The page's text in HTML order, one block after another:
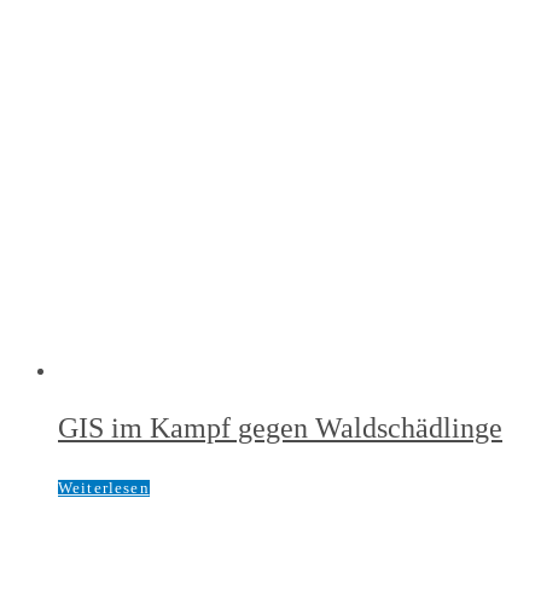
GIS im Kampf gegen Waldschädlinge
Weiterlesen